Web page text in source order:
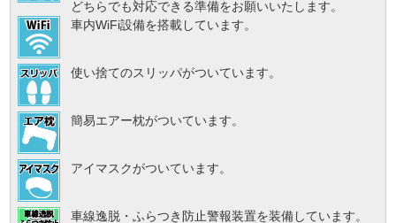
どちらでも対応できる準備をお願いいたします。
車内WiFi設備を搭載しています。
使い捨てのスリッパがついています。
簡易エアー枕がついています。
アイマスクがついています。
車線逸脱・ふらつき防止警報装置を装備しています。